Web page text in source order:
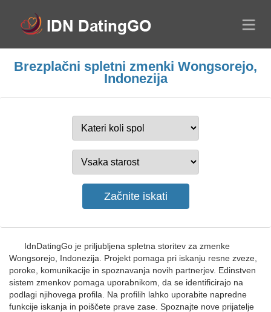
Brezplačni spletni zmenki Wongsorejo,
Indonezija
IdnDatingGo je priljubljena spletna storitev za zmenke
Wongsorejo, Indonezija. Projekt pomaga pri iskanju resne zveze,
poroke, komunikacije in spoznavanja novih partnerjev. Edinstven
sistem zmenkov pomaga uporabnikom, da se identificirajo na
podlagi njihovega profila. Na profilih lahko uporabite napredne
funkcije iskanja in poiščete prave zase. Spoznajte nove prijatelje